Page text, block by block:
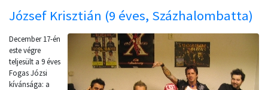
József Krisztián (9 éves, Százhalombatta)
December 17-én
este végre
teljesült a 9 éves
Fogas Józsi
kívánsága: a